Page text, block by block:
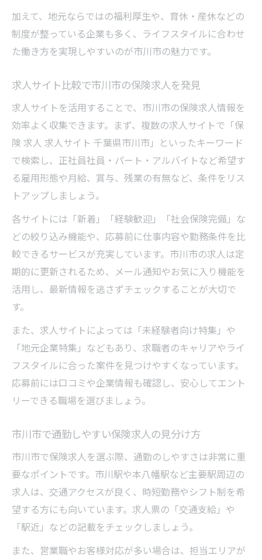
加えて、地元ならではの福利厚生や、育休・産休などの
制度が整っている企業も多く、ライフスタイルに合わせ
た働き方を実現しやすいのが市川市の魅力です。
求人サイト比較で市川市の保険求人を発見
求人サイトを活用することで、市川市の保険求人情報を
効率よく収集できます。まず、複数の求人サイトで「保
険 求人 求人サイト 千葉県市川市」といったキーワード
で検索し、正社員社員・パート・アルバイトなど希望す
る雇用形態や月給、賞与、残業の有無など、条件をリス
トアップしましょう。
各サイトには「新着」「経験歓迎」「社会保険完備」な
どの絞り込み機能や、応募前に仕事内容や勤務条件を比
較できるサービスが充実しています。市川市の求人は定
期的に更新されるため、メール通知やお気に入り機能を
活用し、最新情報を逃さずチェックすることが大切で
す。
また、求人サイトによっては「未経験者向け特集」や
「地元企業特集」などもあり、求職者のキャリアやライ
フスタイルに合った案件を見つけやすくなっています。
応募前には口コミや企業情報も確認し、安心してエント
リーできる職場を選びましょう。
市川市で通勤しやすい保険求人の見分け方
市川市で保険求人を選ぶ際、通勤のしやすさは非常に重
要なポイントです。市川駅や本八幡駅など主要駅周辺の
求人は、交通アクセスが良く、時短勤務やシフト制を希
望する方にも向いています。求人票の「交通支給」や
「駅近」などの記載をチェックしましょう。
また、営業職やお客様対応が多い場合は、担当エリアが